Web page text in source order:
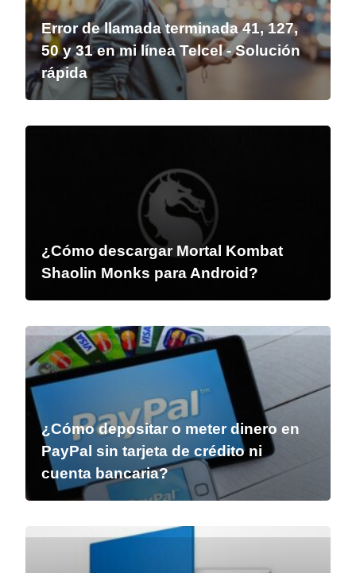
Error de llamada terminada 41, 127,
50 y 31 en mi línea Telcel - Solución
rápida
¿Cómo descargar Mortal Kombat
Shaolin Monks para Android?
¿Cómo depositar o meter dinero en
PayPal sin tarjeta de crédito ni
cuenta bancaria?